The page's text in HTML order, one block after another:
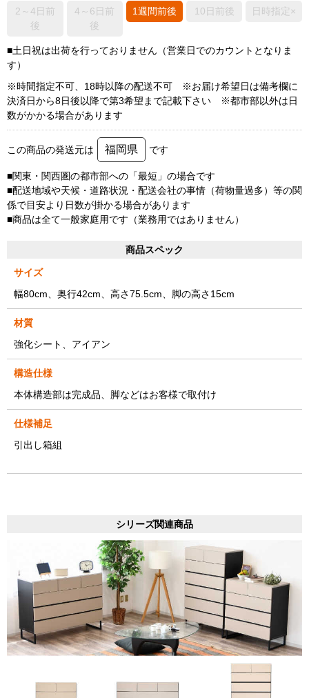
2～4日前
後
4～6日前
後
1週間前後 10日前後 日時指定×
■土日祝は出荷を行っておりません（営業日でのカウントとなりま
す）
※時間指定不可、18時以降の配送不可 ※お届け希望日は備考欄に
決済日から8日後以降で第3希望まで記載下さい ※都市部以外は日
数がかかる場合があります
この商品の発送元は 福岡県 です
■関東・関西圏の都市部への「最短」の場合です
■配送地域や天候・道路状況・配送会社の事情（荷物量過多）等の関
係で目安より日数が掛かる場合があります
■商品は全て一般家庭用です（業務用ではありません）
商品スペック
サイズ
幅80cm、奥行42cm、高さ75.5cm、脚の高さ15cm
材質
強化シート、アイアン
構造仕様
本体構造部は完成品、脚などはお客様で取付け
仕様補足
引出し箱組
シリーズ関連商品